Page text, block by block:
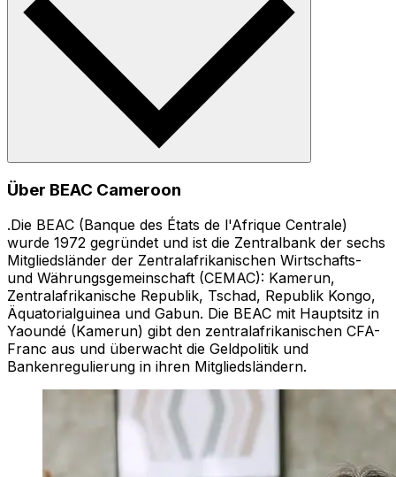
Über BEAC Cameroon
.Die BEAC (Banque des États de l'Afrique Centrale)
wurde 1972 gegründet und ist die Zentralbank der sechs
Mitgliedsländer der Zentralafrikanischen Wirtschafts-
und Währungsgemeinschaft (CEMAC): Kamerun,
Zentralafrikanische Republik, Tschad, Republik Kongo,
Äquatorialguinea und Gabun. Die BEAC mit Hauptsitz in
Yaoundé (Kamerun) gibt den zentralafrikanischen CFA-
Franc aus und überwacht die Geldpolitik und
Bankenregulierung in ihren Mitgliedsländern.